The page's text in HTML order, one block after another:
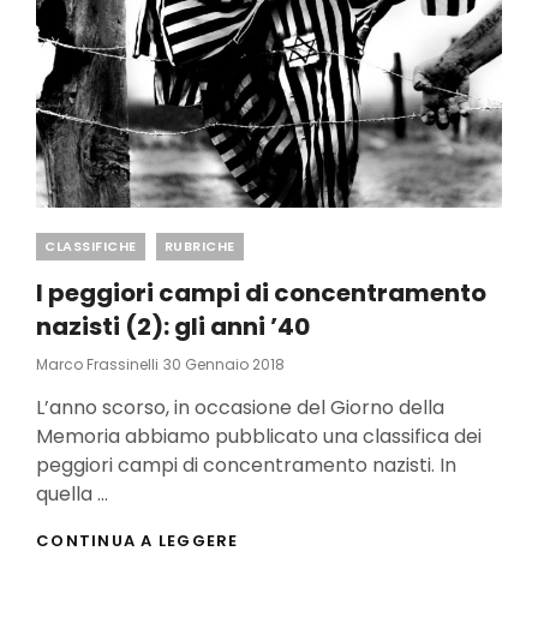
Categories
CLASSIFICHE RUBRICHE
I peggiori campi di concentramento
nazisti (2): gli anni ’40
Marco Frassinelli Posted
30 Gennaio 2018
L’anno scorso, in occasione del Giorno della
Memoria abbiamo pubblicato una classifica dei
peggiori campi di concentramento nazisti. In
quella …
CONTINUA A LEGGERE